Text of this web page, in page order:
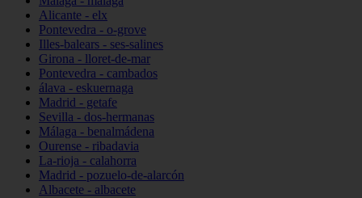
Alicante - elx
Pontevedra - o-grove
Illes-balears - ses-salines
Girona - lloret-de-mar
Pontevedra - cambados
álava - eskuernaga
Madrid - getafe
Sevilla - dos-hermanas
Málaga - benalmádena
Ourense - ribadavia
La-rioja - calahorra
Madrid - pozuelo-de-alarcón
Albacete - albacete